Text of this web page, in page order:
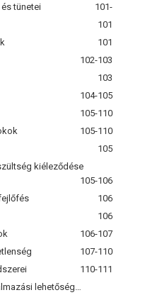
tünetei
101-
101
101
102-103
103
104-105
105-110
105-110
105
kiéleződése
105-106
106
106
106-107
107-110
110-111